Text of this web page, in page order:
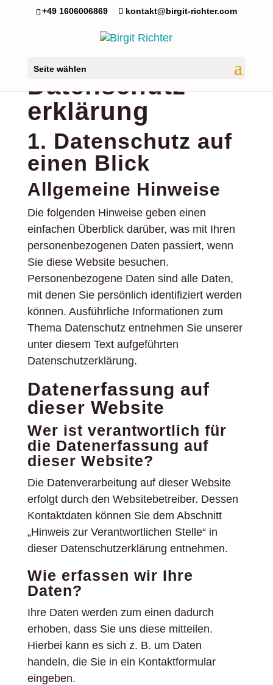
+49 1606006869 kontakt@birgit-richter.com
Seite wählen
Datenschutz­
erklärung
1. Datenschutz auf
einen Blick
Allgemeine Hinweise
Die folgenden Hinweise geben einen
einfachen Überblick darüber, was mit Ihren
personenbezogenen Daten passiert, wenn
Sie diese Website besuchen.
Personenbezogene Daten sind alle Daten,
mit denen Sie persönlich identifiziert werden
können. Ausführliche Informationen zum
Thema Datenschutz entnehmen Sie unserer
unter diesem Text aufgeführten
Datenschutzerklärung.
Datenerfassung auf
dieser Website
Wer ist verantwortlich für
die Datenerfassung auf
dieser Website?
Die Datenverarbeitung auf dieser Website
erfolgt durch den Websitebetreiber. Dessen
Kontaktdaten können Sie dem Abschnitt
„Hinweis zur Verantwortlichen Stelle“ in
dieser Datenschutzerklärung entnehmen.
Wie erfassen wir Ihre
Daten?
Ihre Daten werden zum einen dadurch
erhoben, dass Sie uns diese mitteilen.
Hierbei kann es sich z. B. um Daten
handeln, die Sie in ein Kontaktformular
eingeben.